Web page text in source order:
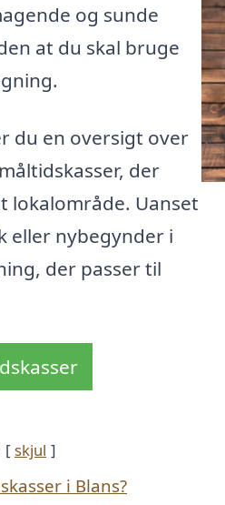
og sunde
at du skal bruge
du en oversigt over
der
lokalområde. Uanset
eller nybegynder i
der passer til
skjul
i Blans?